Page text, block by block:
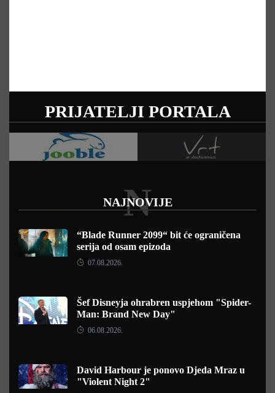
PRIJATELJI PORTALA
NAJNOVIJE
N
“Blade Runner 2099“ bit će ograničena
serija od osam epizoda
07.08.2026.
Šef Disneyja ohrabren uspjehom "Spider-
Man: Brand New Day"
06.08.2026.
David Harbour je ponovo Djeda Mraz u
"Violent Night 2"